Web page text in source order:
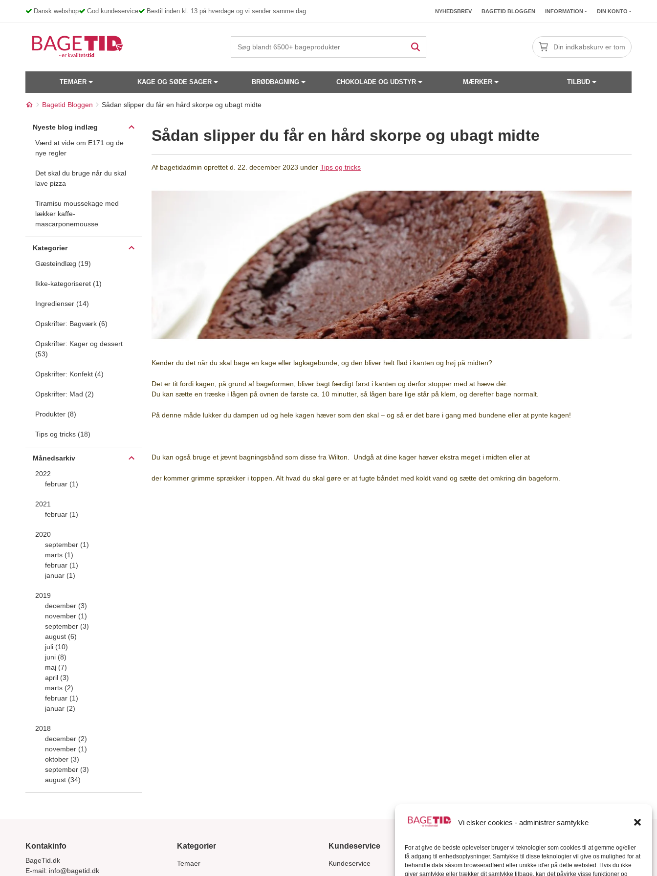
Vi elsker cookies - administrer samtykke
For at give de bedste oplevelser bruger vi teknologier som cookies til at gemme og/eller
få adgang til enhedsoplysninger. Samtykke til disse teknologier vil give os mulighed for at
behandle data såsom browseradfærd eller unikke id'er på dette websted. Hvis du ikke
giver samtykke eller trækker dit samtykke tilbage, kan det påvirke visse funktioner og
Dansk webshop God kundeservice Bestil inden kl. 13 på hverdage og vi sender samme dag NYHEDSBREV BAGETID BLOGGEN INFORMATION DIN KONTO
Din indkøbskurv er tom
TEMAER KAGE OG SØDE SAGER BRØDBAGNING CHOKOLADE OG UDSTYR MÆRKER TILBUD
Bagetid Bloggen Sådan slipper du får en hård skorpe og ubagt midte
Nyeste blog indlæg
Værd at vide om E171 og de
nye regler
Det skal du bruge når du skal
lave pizza
Tiramisu moussekage med
lækker kaffe-
mascarponemousse
Kategorier
Gæsteindlæg (19)
Ikke-kategoriseret (1)
Ingredienser (14)
Opskrifter: Bagværk (6)
Opskrifter: Kager og dessert
(53)
Opskrifter: Konfekt (4)
Opskrifter: Mad (2)
Produkter (8)
Tips og tricks (18)
Månedsarkiv
2022
februar (1)
2021
februar (1)
2020
september (1)
marts (1)
februar (1)
januar (1)
2019
december (3)
november (1)
september (3)
august (6)
juli (10)
juni (8)
maj (7)
april (3)
marts (2)
februar (1)
januar (2)
2018
december (2)
november (1)
oktober (3)
september (3)
august (34)
Sådan slipper du får en hård skorpe og ubagt midte
Af bagetidadmin oprettet d. 22. december 2023 under Tips og tricks
Kender du det når du skal bage en kage eller lagkagebunde, og den bliver helt flad i kanten og høj på midten?
Det er tit fordi kagen, på grund af bageformen, bliver bagt færdigt først i kanten og derfor stopper med at hæve dér.
Du kan sætte en træske i lågen på ovnen de første ca. 10 minutter, så lågen bare lige står på klem, og derefter bage normalt.
På denne måde lukker du dampen ud og hele kagen hæver som den skal – og så er det bare i gang med bundene eller at pynte kagen!
Du kan også bruge et jævnt bagningsbånd som disse fra Wilton. Undgå at dine kager hæver ekstra meget i midten eller at
der kommer grimme sprækker i toppen. Alt hvad du skal gøre er at fugte båndet med koldt vand og sætte det omkring din bageform.
Kontakinfo
BageTid.dk
E-mail: info@bagetid.dk
Kategorier
Temaer
Kundeservice
Kundeservice